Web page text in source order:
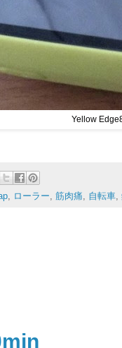
Yellow
ローラー 筋肉痛 自転車